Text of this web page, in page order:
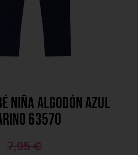
niña algodón azul
63570
7,95€